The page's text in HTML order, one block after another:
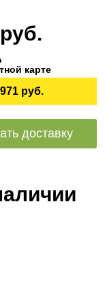
карте
руб.
доставку